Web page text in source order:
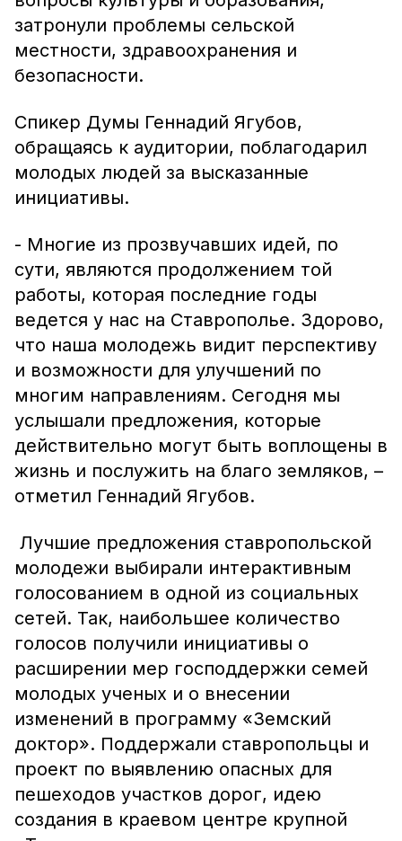
затронули проблемы сельской
местности, здравоохранения и
безопасности.
Спикер Думы Геннадий Ягубов,
обращаясь к аудитории, поблагодарил
молодых людей за высказанные
инициативы.
- Многие из прозвучавших идей, по
сути, являются продолжением той
работы, которая последние годы
ведется у нас на Ставрополье. Здорово,
что наша молодежь видит перспективу
и возможности для улучшений по
многим направлениям. Сегодня мы
услышали предложения, которые
действительно могут быть воплощены в
жизнь и послужить на благо земляков, –
отметил Геннадий Ягубов.
Лучшие предложения ставропольской
молодежи выбирали интерактивным
голосованием в одной из социальных
сетей. Так, наибольшее количество
голосов получили инициативы о
расширении мер господдержки семей
молодых ученых и о внесении
изменений в программу «Земский
доктор». Поддержали ставропольцы и
проект по выявлению опасных для
пешеходов участков дорог, идею
создания в краевом центре крупной